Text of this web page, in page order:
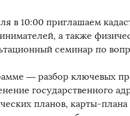
в 10:00 приглашаем
а также
семинар по
— разбор ключевых
государственного
планов, карты-